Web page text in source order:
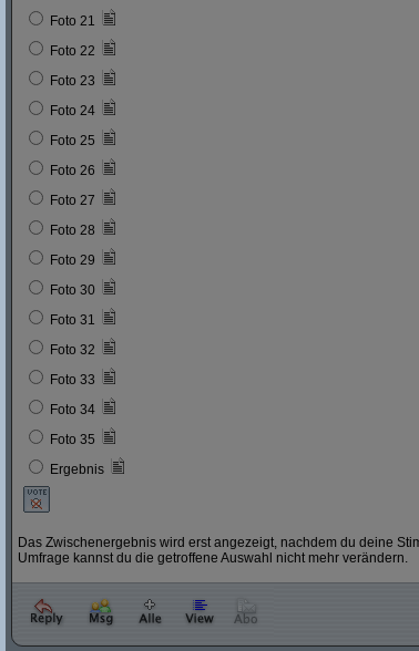
Foto 21
Foto 22
Foto 23
Foto 24
Foto 25
Foto 26
Foto 27
Foto 28
Foto 29
Foto 30
Foto 31
Foto 32
Foto 33
Foto 34
Foto 35
Ergebnis
Das Zwischenergebnis wird erst angezeigt, nachdem du deine
Umfrage kannst du die getroffene Auswahl nicht mehr verändern.